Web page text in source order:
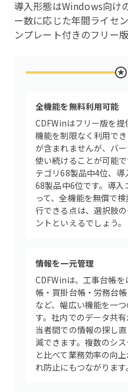
導入形態はWindows向け
ー数に応じた年間ライセ
ンプレート付きのフリー
全機能を無料利用可能
CDFWinはフリー版を
機能を制限なく利用で
が含まれませんが、バ
使い続けることが可能
テゴリ68製品中4位、導
68製品中6位です。導入
って、全機能を無償で
行できる点は、選択肢
ントといえるでしょう。
情報を一元管理
CDFWinは、工事台帳
帳・買掛台帳・労務台
など、幅広い機能を一
す。社内でのデータ共
当者間での情報の探し
減できます。複数のシ
と比べて業務効率の向
れ防止にもつながります。